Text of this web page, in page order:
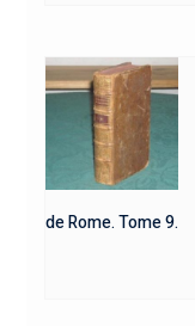
de Rome. Tome 9.